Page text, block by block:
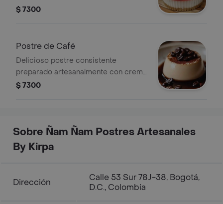
de la casa y mermelada natural con
$ 7300
Postre de Café
Delicioso postre consistente
preparado artesanalmente con crema
de la casa y café espolvoreado
$ 7300
Sobre Ñam Ñam Postres Artesanales
By Kirpa
Dirección
Calle 53 Sur 78J-38, Bogotá,
D.C., Colombia